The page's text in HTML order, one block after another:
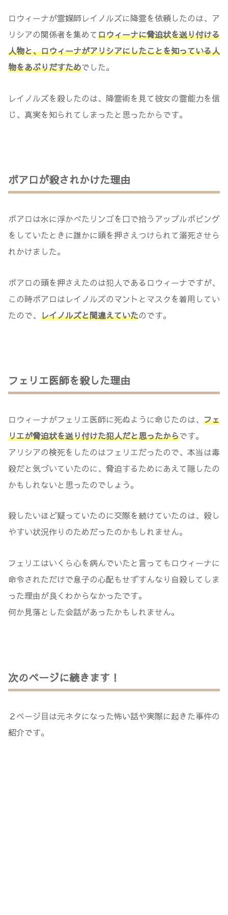
ロウィーナが霊媒師レイノルズに降霊を依頼したのは、ア
リシアの関係者を集めてロウィーナに脅迫状を送り付ける
人物と、ロウィーナがアリシアにしたことを知っている人
物をあぶりだすためでした。
レイノルズを殺したのは、降霊術を見て彼女の霊能力を信
じ、真実を知られてしまったと思ったからです。
ポアロが殺されかけた理由
ポアロは水に浮かべたリンゴを口で拾うアップルボビング
をしていたときに誰かに頭を押さえつけられて溺死させら
れかけました。
ポアロの頭を押さえたのは犯人であるロウィーナですが、
この時ポアロはレイノルズのマントとマスクを着用してい
たので、 レイノルズと間違えていたのです。
フェリエ医師を殺した理由
ロウィーナがフェリエ医師に死ぬように命じたのは、 フェ
リエが脅迫状を送り付けた犯人だと思ったからです。
アリシアの検死をしたのはフェリエだったので、本当は毒
殺だと気づいていたのに、脅迫するためにあえて隠したの
かもしれないと思ったのでしょう。
殺したいほど疑っていたのに交際を続けていたのは、殺し
やすい状況作りのためだったのかもしれません。
フェリエはいくら心を病んでいたと言ってもロウィーナに
命令されただけで息子の心配もせずすんなり自殺してしま
った理由が良くわからなかったです。
何か見落とした会話があったかもしれません。
次のページに続きます！
２ページ目は元ネタになった怖い話や実際に起きた事件の
紹介です。